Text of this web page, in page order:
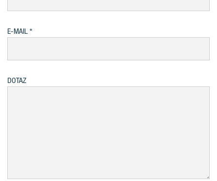
E-MAIL
DOTAZ